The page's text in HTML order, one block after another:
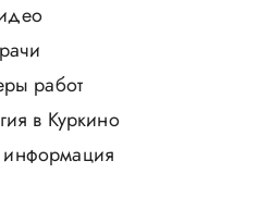
работ
в Куркино